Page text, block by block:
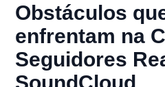
Obstáculos
enfrentam na
Seguidores
SoundCloud